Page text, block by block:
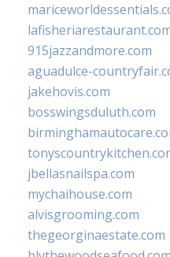
915jazzandmore.com
aguadulce-
jakehovis.com
bosswingsduluth.com
jbellasnailspa.com
mychaihouse.com
alvisgrooming.com
thegeorginaestate.com